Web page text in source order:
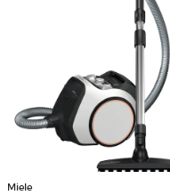
Miele